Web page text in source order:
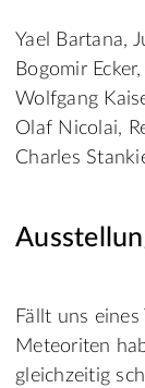
Yael Bartana,
Bogomir
Wolfgang
Olaf Nicolai,
Charles
Fällt uns
Meteoriten
gleichzeitig